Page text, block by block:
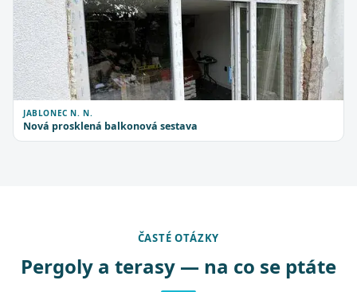
JABLONEC N. N.
Nová prosklená balkonová sestava
ČASTÉ OTÁZKY
Pergoly a terasy — na co se ptáte